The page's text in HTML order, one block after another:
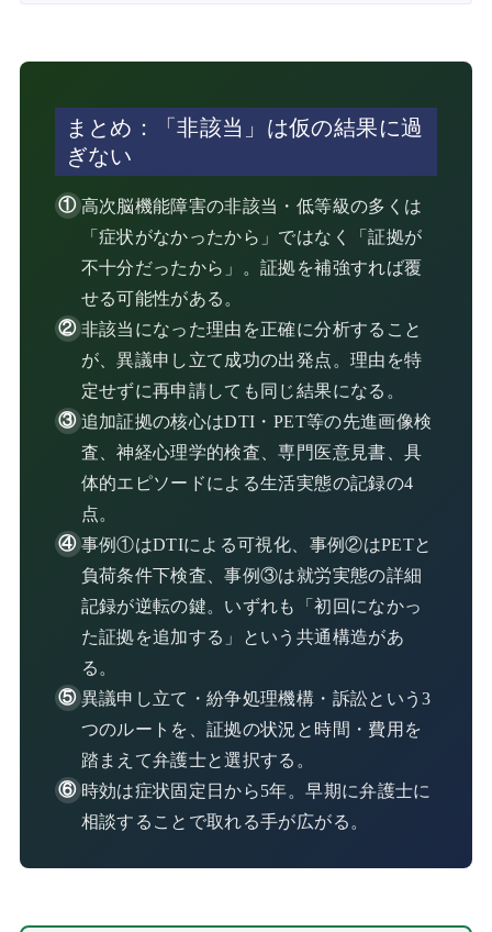
まとめ：「非該当」は仮の結果に過
ぎない
高次脳機能障害の非該当・低等級の多くは
「症状がなかったから」ではなく「証拠が
不十分だったから」。証拠を補強すれば覆
せる可能性がある。
非該当になった理由を正確に分析すること
が、異議申し立て成功の出発点。理由を特
定せずに再申請しても同じ結果になる。
追加証拠の核心はDTI・PET等の先進画像検
査、神経心理学的検査、専門医意見書、具
体的エピソードによる生活実態の記録の4
点。
事例①はDTIによる可視化、事例②はPETと
負荷条件下検査、事例③は就労実態の詳細
記録が逆転の鍵。いずれも「初回になかっ
た証拠を追加する」という共通構造があ
る。
異議申し立て・紛争処理機構・訴訟という3
つのルートを、証拠の状況と時間・費用を
踏まえて弁護士と選択する。
時効は症状固定日から5年。早期に弁護士に
相談することで取れる手が広がる。